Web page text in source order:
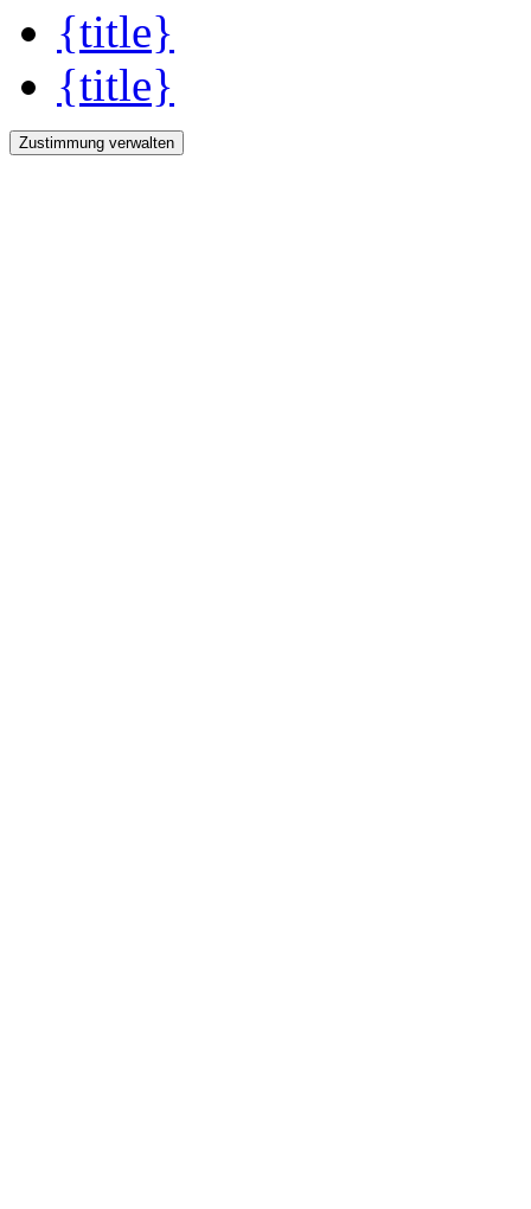
{title}
{title}
Zustimmung verwalten